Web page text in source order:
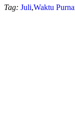
Tag: Juli,Waktu